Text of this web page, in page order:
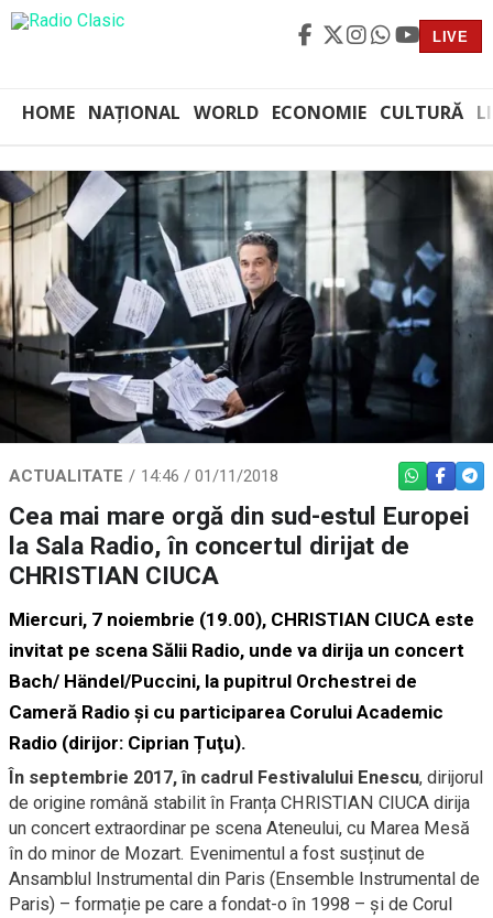
LIVE
HOME NAȚIONAL WORLD ECONOMIE CULTURĂ
ACTUALITATE 14:46 / 01/11/2018 WHATSAPP
Cea mai mare orgă din sud-estul Europei
la Sala Radio, în concertul dirijat de
CHRISTIAN CIUCA
Miercuri, 7 noiembrie (19.00), CHRISTIAN CIUCA este
invitat pe scena Sălii Radio, unde va dirija un concert
Bach/ Händel/Puccini, la pupitrul Orchestrei de
Cameră Radio şi cu participarea Corului Academic
Radio (dirijor: Ciprian Țuţu).
În septembrie 2017, în cadrul Festivalului Enescu, dirijorul
de origine română stabilit în Franța CHRISTIAN CIUCA dirija
un concert extraordinar pe scena Ateneului, cu Marea Mesă
în do minor de Mozart. Evenimentul a fost susținut de
Ansamblul Instrumental din Paris (Ensemble Instrumental de
Paris) – formație pe care a fondat-o în 1998 – şi de Corul